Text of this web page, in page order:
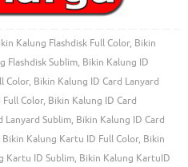
Kalung Flashdisk Full Color, Bikin
Flashdisk Sublim, Bikin Kalung ID
Color, Bikin Kalung ID Card Lanyard
Full Color, Bikin Kalung ID Card
Lanyard Sublim, Bikin Kalung ID Card
Bikin Kalung Kartu ID Full Color, Bikin
Kartu ID Sublim, Bikin Kalung KartuID